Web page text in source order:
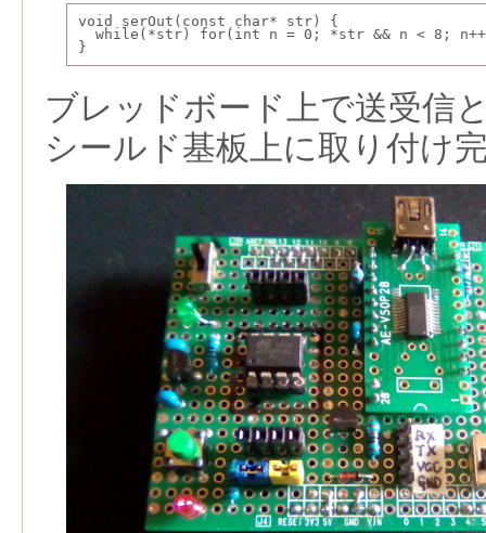
void serOut(const char* str) {
while(*str) for(int n = 0; *str && n < 8;
}
ブレッドボード上で送受信
シールド基板上に取り付け